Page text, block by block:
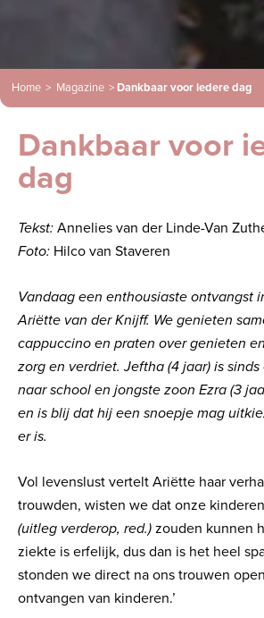
Home > Magazine > Dankbaar voor iedere dag
Dankbaar voor
dag
Tekst: Annelies van der Linde-Van
Foto: Hilco van Staveren
Vandaag een enthousiaste ontvangst
Ariëtte van der Knijff. We genieten
cappuccino en praten over genieten
zorg en verdriet. Jeftha (4 jaar) is
naar school en jongste zoon Ezra (3
en is blij dat hij een snoepje mag
er is.
Vol levenslust vertelt Ariëtte haar
trouwden, wisten we dat onze
(uitleg verderop, red.) zouden kunnen
ziekte is erfelijk, dus dan is het heel
stonden we direct na ons trouwen
ontvangen van kinderen.’